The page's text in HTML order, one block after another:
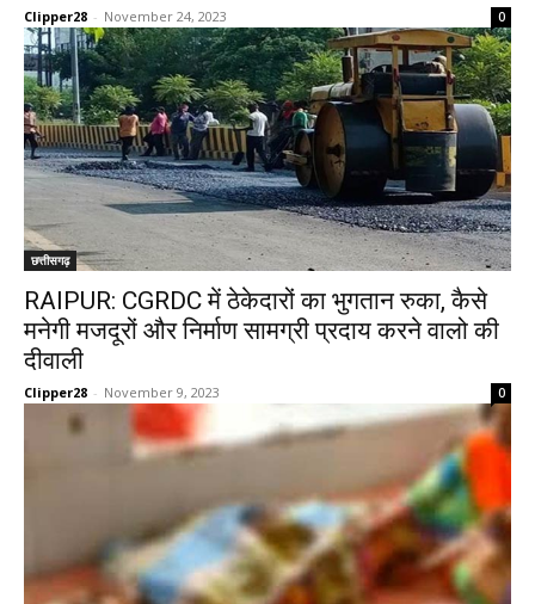
Clipper28 - November 24, 2023 0
छत्तीसगढ़
RAIPUR: CGRDC में ठेकेदारों का भुगतान रुका, कैसे
मनेगी मजदूरों और निर्माण सामग्री प्रदाय करने वालो की
दीवाली
Clipper28 - November 9, 2023 0